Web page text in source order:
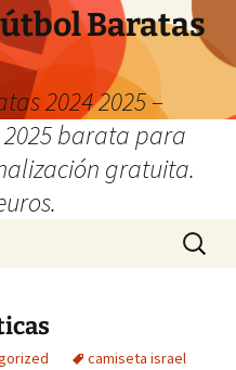
Baratas
2024 2025 –
barata para
gratuita.
Buscar:
camiseta israel